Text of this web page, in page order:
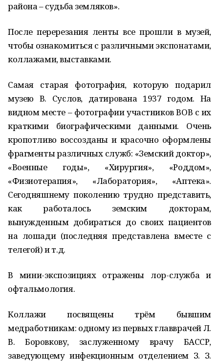
района – судьба земляков».
После перерезания ленты все прошли в музей,
чтобы ознакомиться с различными экспонатами,
коллажами, выставками.
Самая старая фотография, которую подарил
музею В. Суслов, датирована 1937 годом. На
видном месте – фотографии участников ВОВ с их
краткими биографическими данными. Очень
кропотливо воссозданы и красочно оформлены
фрагменты различных служб: «Земский доктор»,
«Военные годы», «Хирургия», «Роддом»,
«Физиотерапия», «Лаборатория», «Аптека».
Сегодняшнему поколению трудно представить,
как работалось земским докторам,
вынужденным добираться до своих пациентов
на лошади (последняя представлена вместе с
телегой) и т.д.
В мини-экспозициях отражены лор-служба и
офтальмология.
Коллажи посвящены трём бывшим
медработникам: одному из первых главврачей Л.
В. Боровкову, заслуженному врачу БАССР,
заведующему инфекционным отделением З. З.